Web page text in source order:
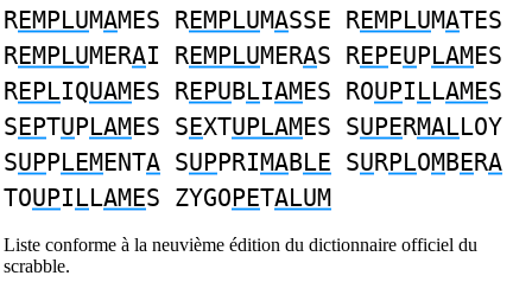
REMPLUMAMES REMPLUMASSE REMPLUMATES
REMPLUMERAI REMPLUMERAS REPEUPLAMES
REPLIQUAMES REPUBLIAMES ROUPILLAMES
SEPTUPLAMES SEXTUPLAMES SUPERMALLOY
SUPPLEMENTA SUPPRIMABLE SURPLOMBERA
TOUPILLAMES ZYGOPETALUM
Liste conforme à la neuvième édition du dictionnaire officiel du
scrabble.